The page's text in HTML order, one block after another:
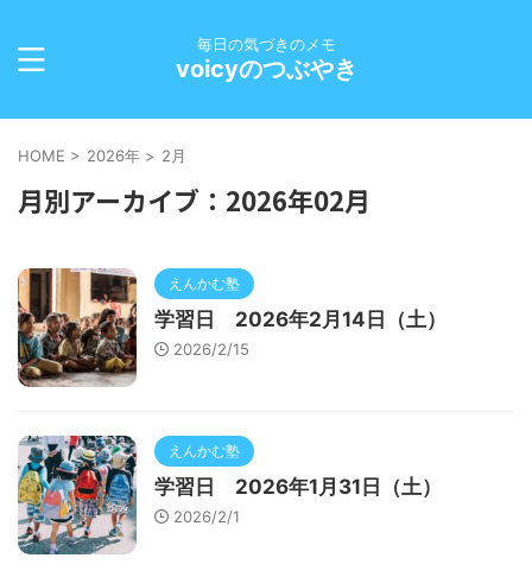
毎日の気づきのメモ
voicyのつぶやき
HOME > 2026年 > 2月
月別アーカイブ：2026年02月
えんかむ塾
学習日 2026年2月14日（土）
2026/2/15
えんかむ塾
学習日 2026年1月31日（土）
2026/2/1